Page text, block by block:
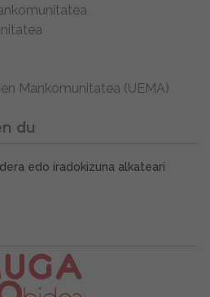
Mankomunitatea (UEMA)
du
edo iradokizuna alkateari